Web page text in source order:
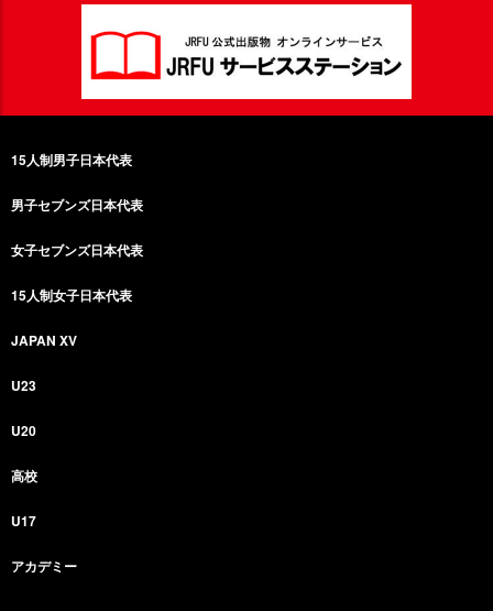
15人制男子日本代表
男子セブンズ日本代表
女子セブンズ日本代表
15人制女子日本代表
JAPAN XV
U23
U20
高校
U17
アカデミー